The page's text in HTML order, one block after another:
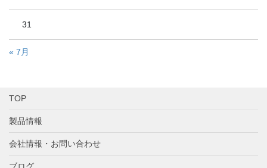
31
« 7月
TOP
製品情報
会社情報・お問い合わせ
ブログ